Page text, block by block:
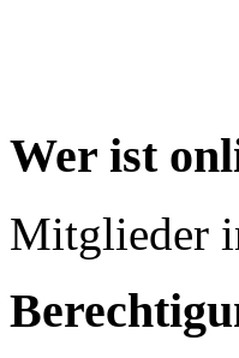
Wer ist
Mitglieder